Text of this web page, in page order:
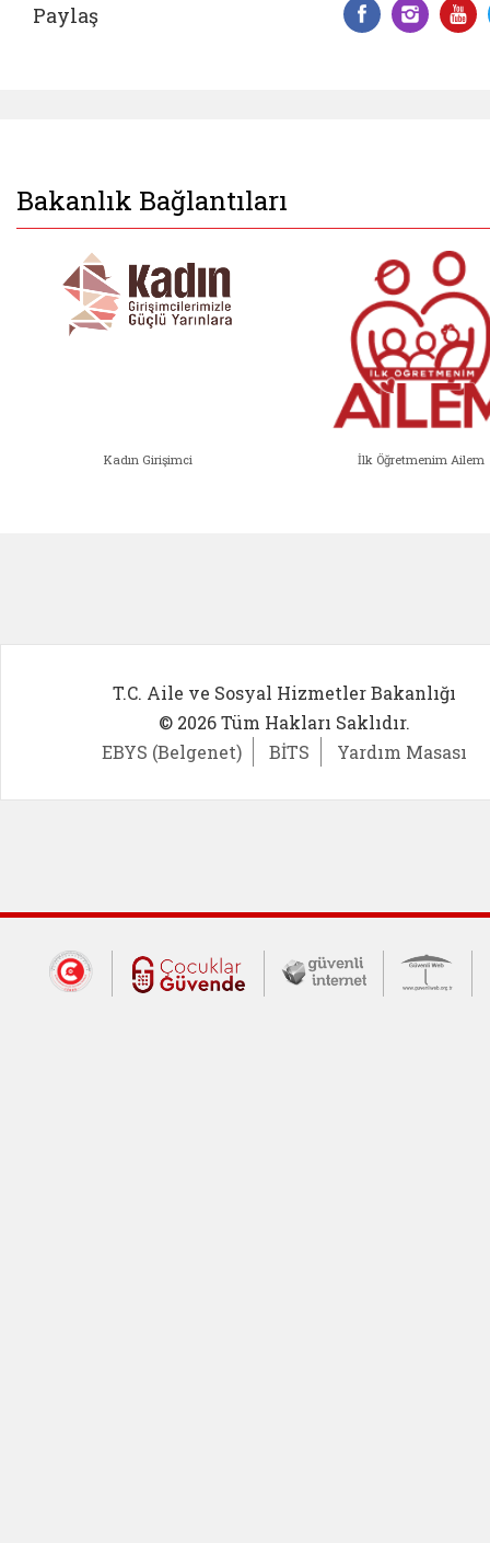
Paylaş
Bakanlık Bağlantıları
Kadın Girişimci İlk Öğretmenim Ailem
T.C. Aile ve Sosyal Hizmetler Bakanlığı
© 2026 Tüm Hakları Saklıdır.
EBYS (Belgenet)
BİTS Yardım Masası
Dış Bağlantılar
Cumhurbaşkanlığı İletişim Merkezi
Çocuklar Güvende (yeni
Güvenli